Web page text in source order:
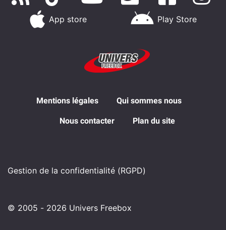
App store Play Store
Mentions légales Qui sommes nous
Nous contacter Plan du site
Gestion de la confidentialité (RGPD)
© 2005 - 2026 Univers Freebox